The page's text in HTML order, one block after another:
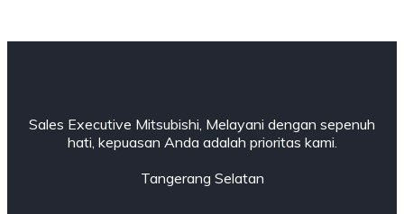
Sales Executive Mitsubishi, Melayani dengan sepenuh
hati, kepuasan Anda adalah prioritas kami.
Tangerang Selatan